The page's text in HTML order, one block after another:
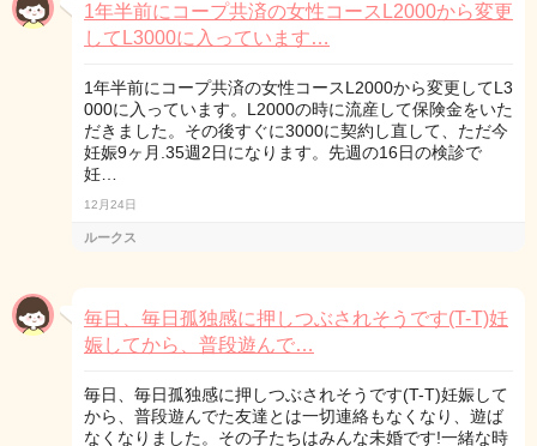
1年半前にコープ共済の女性コースL2000から変更
してL3000に入っています…
1年半前にコープ共済の女性コースL2000から変更してL3
000に入っています。L2000の時に流産して保険金をいた
だきました。その後すぐに3000に契約し直して、ただ今
妊娠9ヶ月.35週2日になります。先週の16日の検診で
妊…
12月24日
ルークス
毎日、毎日孤独感に押しつぶされそうです(T-T)妊
娠してから、普段遊んで…
毎日、毎日孤独感に押しつぶされそうです(T-T)妊娠して
から、普段遊んでた友達とは一切連絡もなくなり、遊ば
なくなりました。その子たちはみんな未婚です!一緒な時